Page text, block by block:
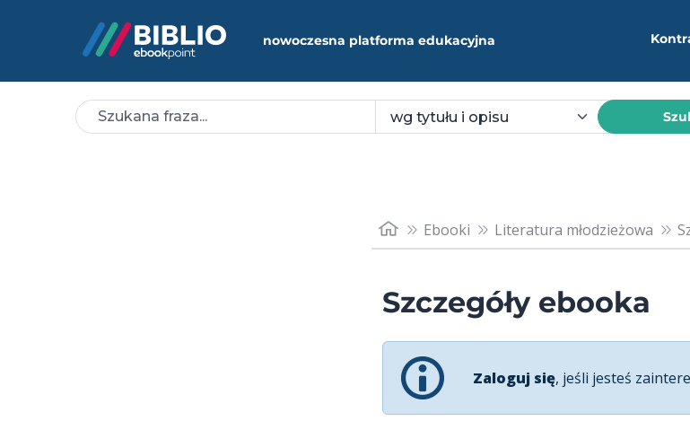
nowoczesna platforma edukacyjna
Ebooki Literatura młodzieżowa
Szczegóły ebooka
Zaloguj się, jeśli jesteś